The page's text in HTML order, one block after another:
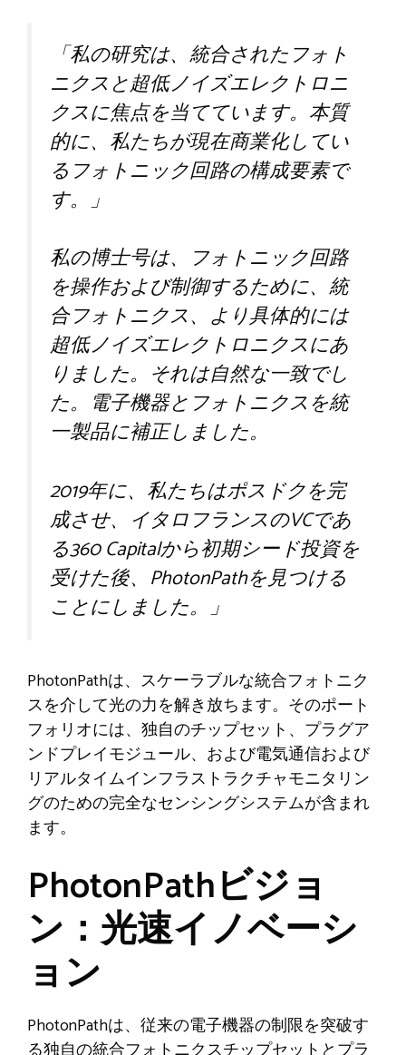
「私の研究は、統合されたフォト
ニクスと超低ノイズエレクトロニ
クスに焦点を当てています。本質
的に、私たちが現在商業化してい
るフォトニック回路の構成要素で
す。」
私の博士号は、フォトニック回路
を操作および制御するために、統
合フォトニクス、より具体的には
超低ノイズエレクトロニクスにあ
りました。それは自然な一致でし
た。電子機器とフォトニクスを統
一製品に補正しました。
2019年に、私たちはポスドクを完
成させ、イタロフランスのVCであ
る360 Capitalから初期シード投資を
受けた後、PhotonPathを見つける
ことにしました。」
PhotonPathは、スケーラブルな統合フォトニク
スを介して光の力を解き放ちます。そのポート
フォリオには、独自のチップセット、プラグア
ンドプレイモジュール、および電気通信および
リアルタイムインフラストラクチャモニタリン
グのための完全なセンシングシステムが含まれ
ます。
PhotonPathビジョ
ン：光速イノベーシ
ョン
PhotonPathは、従来の電子機器の制限を突破す